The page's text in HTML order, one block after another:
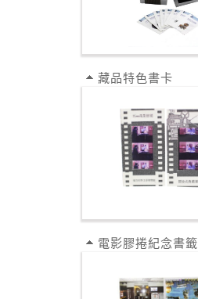
藏品特色書卡
電影膠捲紀念書籤